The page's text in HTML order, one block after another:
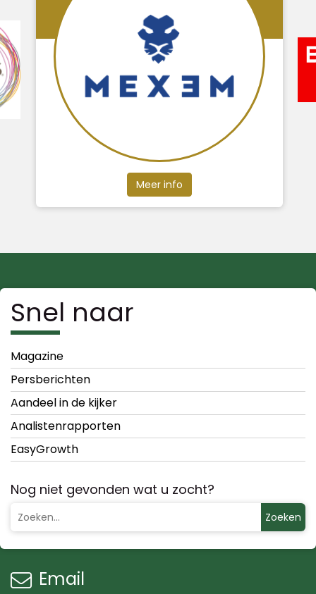
Meer info
Snel naar
Magazine
Persberichten
Aandeel in de kijker
Analistenrapporten
EasyGrowth
Nog niet gevonden wat u zocht?
Zoeken
Email